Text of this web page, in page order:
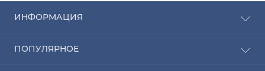
ИНФОРМАЦИЯ
Оплата
ПОПУЛЯРНОЕ